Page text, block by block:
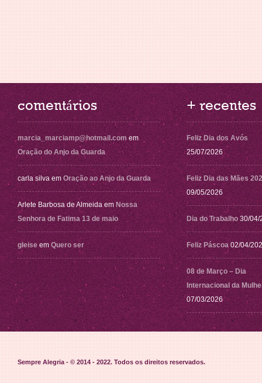
comentários
marcia_marciamp@hotmail.com em
Oração do Anjo da Guarda
carla silva em Oração ao Anjo da Guarda
Arlete Barbosa de Almeida em Nossa
Senhora de Fatima 13 de maio
gleise em Quero ser
+ recentes
Feliz Dia dos Avós
25/07/2026
Feliz Dia das Mães
09/05/2026
Dia do Trabalho 30/04/
Feliz Páscoa 02/04/
08 de Março – Dia
Internacional da
07/03/2026
Sempre Alegria - © 2014 - 2022. Todos os direitos reservados.